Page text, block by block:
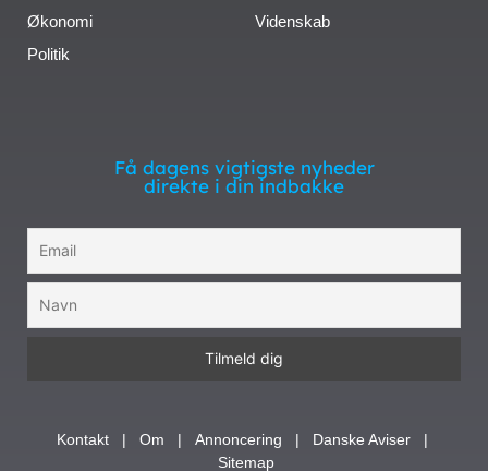
Økonomi
Politik
Videnskab
Få dagens vigtigste nyheder
direkte i din indbakke
Kontakt| Om | Annoncering | Danske Aviser|
Sitemap